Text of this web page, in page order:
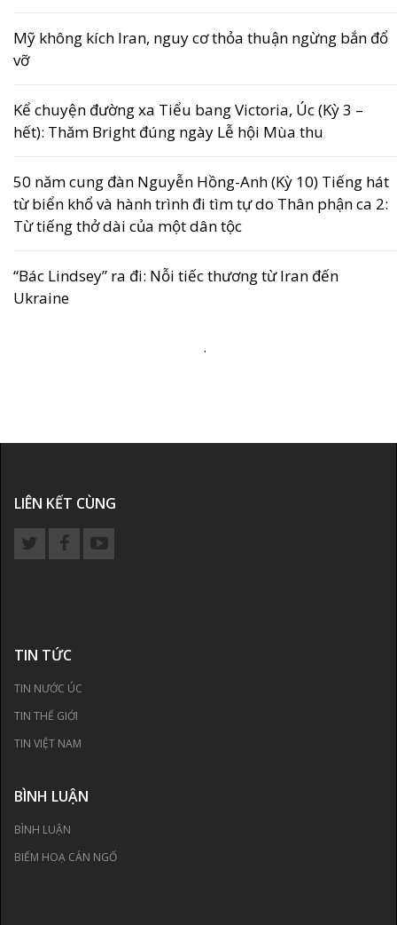
Mỹ không kích Iran, nguy cơ thỏa thuận ngừng bắn đổ
vỡ
Kể chuyện đường xa Tiểu bang Victoria, Úc (Kỳ 3 –
hết): Thăm Bright đúng ngày Lễ hội Mùa thu
50 năm cung đàn Nguyễn Hồng-Anh (Kỳ 10) Tiếng hát
từ biển khổ và hành trình đi tìm tự do Thân phận ca 2:
Từ tiếng thở dài của một dân tộc
“Bác Lindsey” ra đi: Nỗi tiếc thương từ Iran đến
Ukraine
.
LIÊN KẾT CÙNG
TIN TỨC
TIN NƯỚC ÚC
TIN THẾ GIỚI
TIN VIỆT NAM
BÌNH LUẬN
BÌNH LUẬN
BIẾM HOẠ CÁN NGỐ